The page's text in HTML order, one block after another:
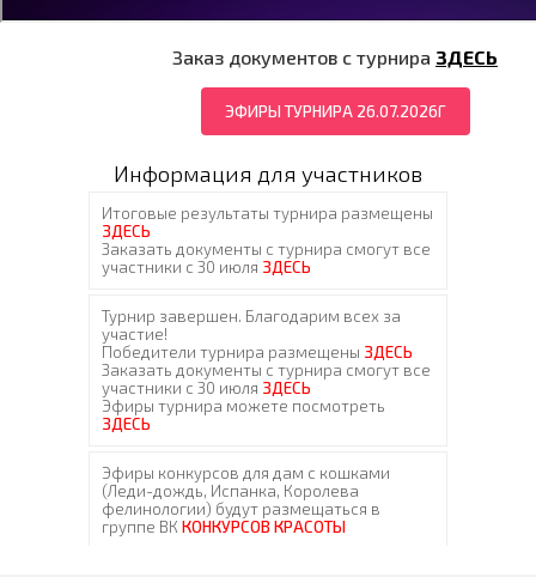
Заказ документов с турнира ЗДЕСЬ
ЭФИРЫ ТУРНИРА 26.07.2026Г
Информация для участников